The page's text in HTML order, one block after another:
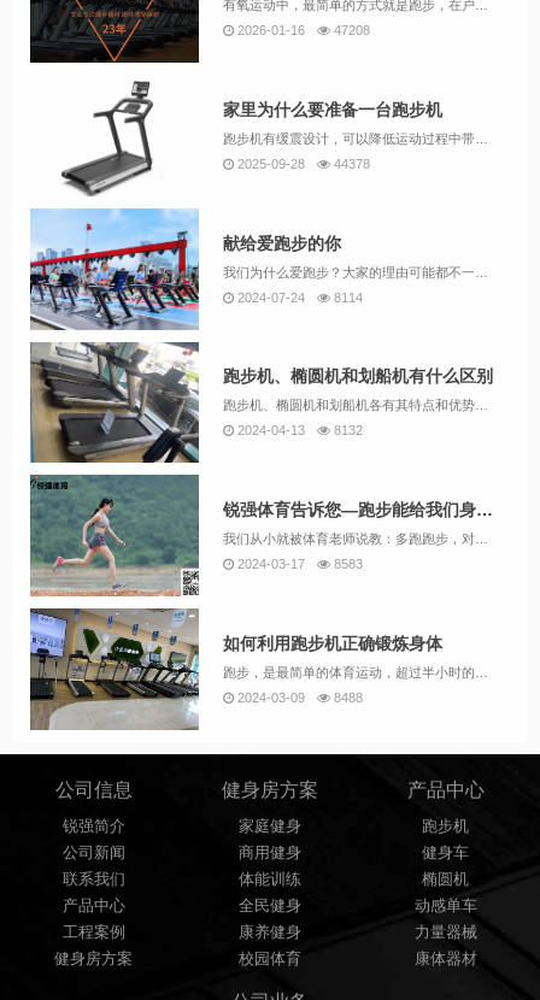
2026-01-16
47208
家里为什么要准备一台跑步机
2025-09-28
44378
献给爱跑步的你
2024-07-24
8114
跑步机、椭圆机和划船机有什么区别
2024-04-13
8132
锐强体育告诉您—跑步能给我们身体带来什么好处
2024-03-17
8583
如何利用跑步机正确锻炼身体
2024-03-09
8488
公司信息
锐强简介
公司新闻
联系我们
产品中心
工程案例
健身房方案
健身房方案
家庭健身
商用健身
体能训练
全民健身
康养健身
校园体育
产品中心
跑步机
健身车
椭圆机
动感单车
力量器械
康体器材